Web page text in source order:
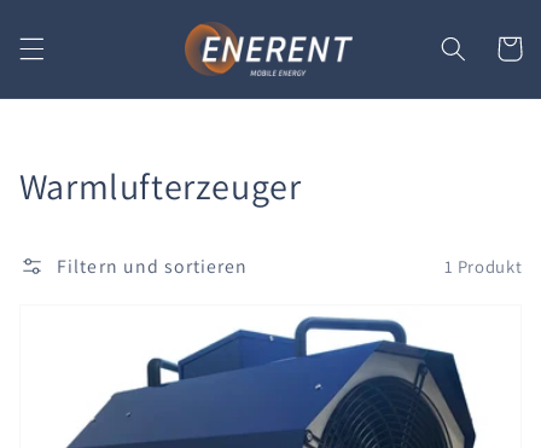
Inhalt
Kategorie:
Warmlufterzeuger
Filtern und sortieren 1 Produkt